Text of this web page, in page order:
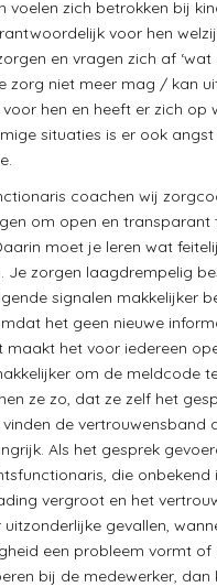
voelen zich betrokken bij
voor hen
en vragen zich af ‘wat
zorg niet meer mag / kan
hen en heeft er zich op
situaties is er ook
coachen wij
om open en transparant
moet je leren wat
Je zorgen laagdrempelig
signalen makkelijker
het geen nieuwe
maakt het voor iedereen
om de meldcode
ze zo, dat ze zelf het
de vertrouwensband
Als het gesprek
die onbekend
vergroot en het
gevallen,
een probleem vormt of
bij de medewerker, dan